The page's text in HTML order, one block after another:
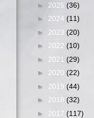
► 2025 (36)
► 2024 (11)
► 2023 (20)
► 2022 (10)
► 2021 (29)
► 2020 (22)
► 2019 (44)
► 2018 (32)
► 2017 (117)